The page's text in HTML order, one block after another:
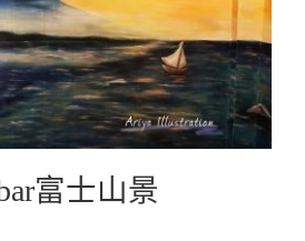
でんbar富士山景
Collaboration商業合作
富士山景